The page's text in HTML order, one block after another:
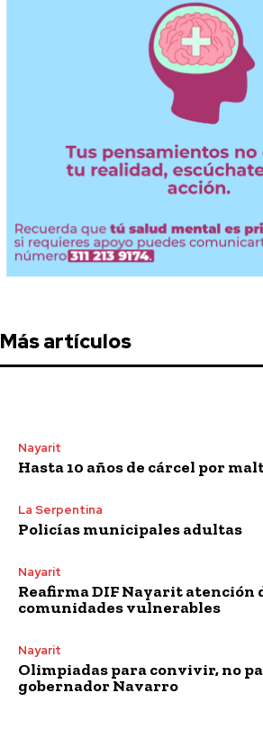
Más artículos
Nayarit
Hasta 10 años de cárcel por
La Serpentina
Policías municipales adultas
Nayarit
Reafirma DIF Nayarit atención
comunidades vulnerables
Nayarit
Olimpiadas para convivir, no
gobernador Navarro